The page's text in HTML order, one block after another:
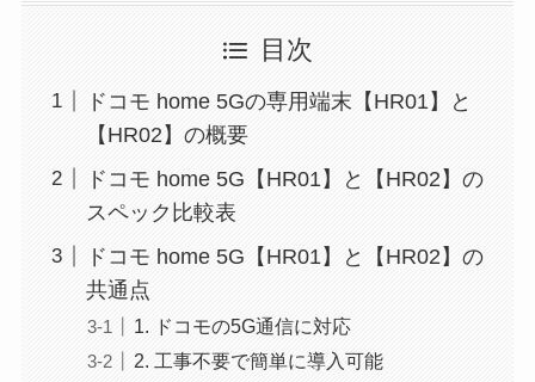
目次
ドコモ home 5Gの専用端末【HR01】と
【HR02】の概要
ドコモ home 5G【HR01】と【HR02】の
スペック比較表
ドコモ home 5G【HR01】と【HR02】の
共通点
1. ドコモの5G通信に対応
2. 工事不要で簡単に導入可能